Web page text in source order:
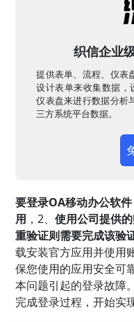
织信企业
提供表单、流程、仪表
设计表单来收集数据，
仪表盘来进行数据分析
三方系统平台数据。
要登录OA移动办公软件
用 ，2、使用公司提供
重验证则需要完成该验
载安装官方应用并使用
保您使用的应用安全可
本问题引起的登录故障
完成登录过程，开始实